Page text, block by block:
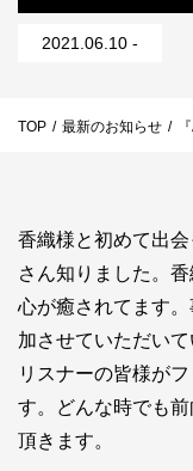
最新のお
お仕事の
2021.06.10 -
TOP / 最新のお知らせ /
香織様と初めて出
さん知りました。
心が癒されてます
加させていただい
リスナーの皆様が
す。どんな時でも
頂きます。